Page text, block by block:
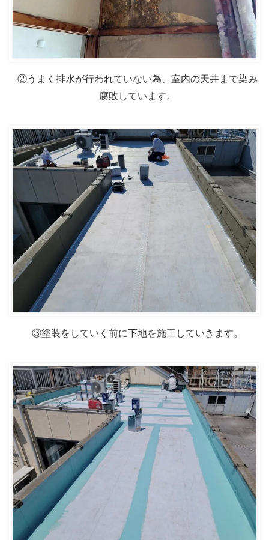
②うまく排水が行われていない為、室内の天井まで染み
腐敗しています。
③塗装をしていく前に下地を施工していきます。